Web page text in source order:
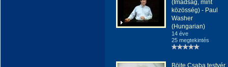
(Imádság, mint
közösség) - Paul
Washer
(Hungarian)
14 éve
25 megtekintés
Böjte Csaba testvér